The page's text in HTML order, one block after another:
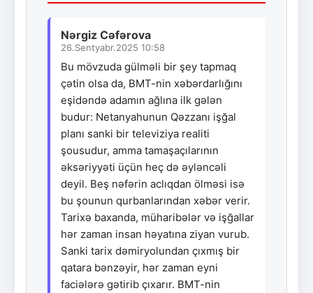
Nərgiz Cəfərova
26.Sentyabr.2025 10:58
Bu mövzuda gülməli bir şey tapmaq
çətin olsa da, BMT-nin xəbərdarlığını
eşidəndə adamın ağlına ilk gələn
budur: Netanyahunun Qəzzanı işğal
planı sanki bir televiziya realiti
şousudur, amma tamaşaçılarının
əksəriyyəti üçün heç də əyləncəli
deyil. Beş nəfərin aclıqdan ölməsi isə
bu şounun qurbanlarından xəbər verir.
Tarixə baxanda, müharibələr və işğallar
hər zaman insan həyatına ziyan vurub.
Sanki tarix dəmiryolundan çıxmış bir
qatara bənzəyir, hər zaman eyni
faciələrə gətirib çıxarır. BMT-nin